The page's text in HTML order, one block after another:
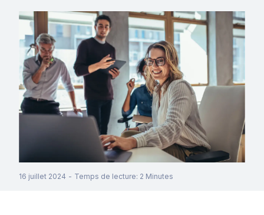
16 juillet 2024 - Temps de lecture: 2 Minutes